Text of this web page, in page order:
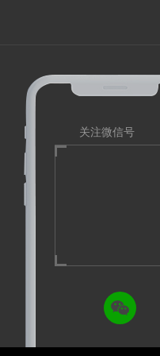
关注微信号